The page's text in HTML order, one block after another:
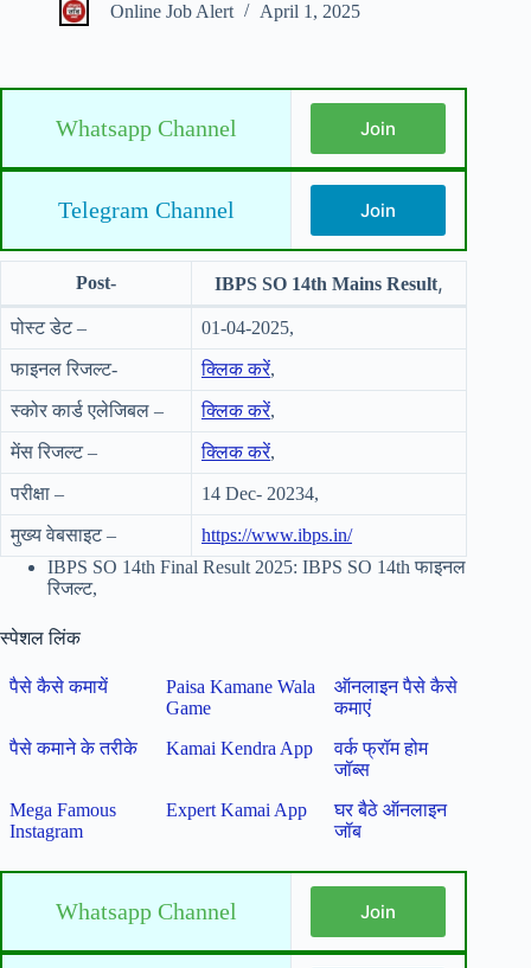
Online Job Alert April 1, 2025
Whatsapp Channel Join
Telegram Channel Join
Post- IBPS SO 14th Mains Result,
पोस्ट डेट – 01-04-2025,
फाइनल रिजल्ट- क्लिक करें,
स्कोर कार्ड एलेजिबल – क्लिक करें,
मेंस रिजल्ट – क्लिक करें,
परीक्षा – 14 Dec- 20234,
मुख्य वेबसाइट –
https://www.ibps.in/
IBPS SO 14th Final Result 2025: IBPS SO 14th फाइनल
रिजल्ट,
स्पेशल लिंक
पैसे कैसे कमायें
Paisa Kamane Wala
Game
ऑनलाइन पैसे कैसे
कमाएं
पैसे कमाने के तरीके
Kamai Kendra App
वर्क फ्रॉम होम
जॉब्स
Mega Famous
Instagram
Expert Kamai App
घर बैठे ऑनलाइन
जॉब
Whatsapp Channel Join